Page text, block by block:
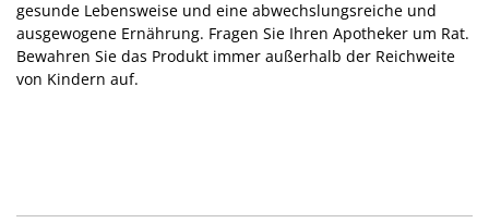
gesunde Lebensweise und eine abwechslungsreiche und
ausgewogene Ernährung. Fragen Sie Ihren Apotheker um Rat.
Bewahren Sie das Produkt immer außerhalb der Reichweite
von Kindern auf.